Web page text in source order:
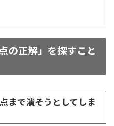
の正解」を探すこと
まで潰そうとしてしま